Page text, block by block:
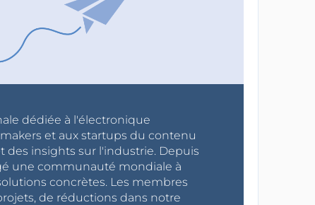
dédiée à l'électronique
et aux startups du contenu
des insights sur l'industrie. Depuis
une communauté mondiale à
concrètes. Les membres
de réductions dans notre